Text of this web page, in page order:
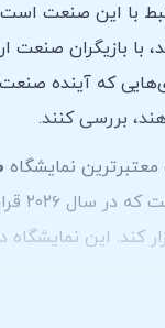
با این صنعت
بازیگران صنعت
که آینده
بررسی کنند.
معتبرترین نمایشگاه
سال ۲۰۲۶ قرار است
کند. این